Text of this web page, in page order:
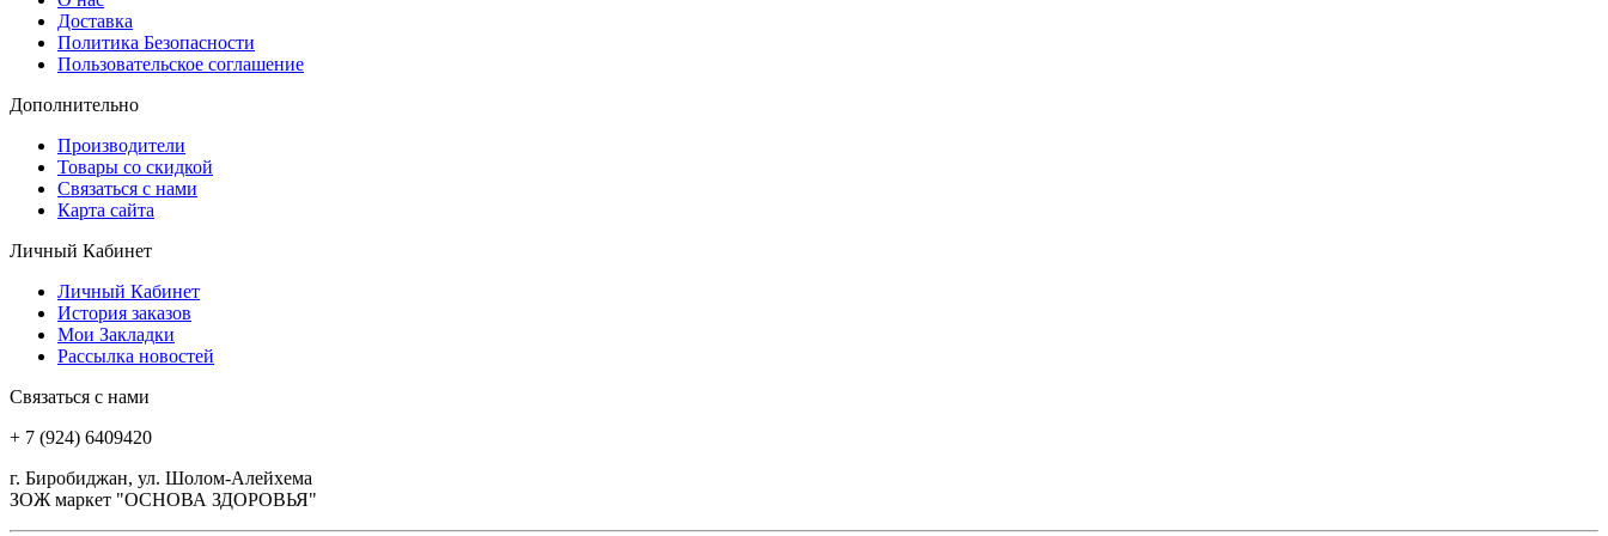
Доставка
Политика Безопасности
Пользовательское соглашение
Дополнительно
Производители
Товары со скидкой
Связаться с нами
Карта сайта
Личный Кабинет
Личный Кабинет
История заказов
Мои Закладки
Рассылка новостей
Связаться с нами
+ 7 (924) 6409420
г. Биробиджан, ул. Шолом-Алейхема
ЗОЖ маркет "ОСНОВА ЗДОРОВЬЯ"